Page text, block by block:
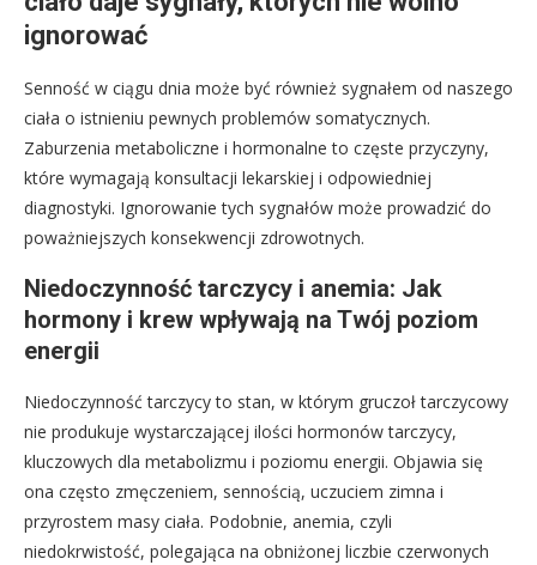
ignorować
Senność w ciągu dnia może być również sygnałem od naszego
ciała o istnieniu pewnych problemów somatycznych.
Zaburzenia metaboliczne i hormonalne to częste przyczyny,
które wymagają konsultacji lekarskiej i odpowiedniej
diagnostyki. Ignorowanie tych sygnałów może prowadzić do
poważniejszych konsekwencji zdrowotnych.
Niedoczynność tarczycy i anemia: Jak
hormony i krew wpływają na Twój poziom
energii
Niedoczynność tarczycy to stan, w którym gruczoł tarczycowy
nie produkuje wystarczającej ilości hormonów tarczycy,
kluczowych dla metabolizmu i poziomu energii. Objawia się
ona często zmęczeniem, sennością, uczuciem zimna i
przyrostem masy ciała. Podobnie, anemia, czyli
niedokrwistość, polegająca na obniżonej liczbie czerwonych